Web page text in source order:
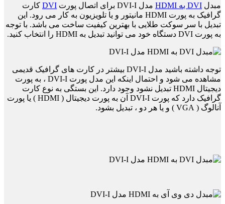
مبدل DVI به HDMI مدل DVI-I برای اتصال پورت DVI کارت
گرافیک به پورت HDMI مانیتور و یا تلویزیون به کار می رود. این
تبدیل با سر سوکت طلایی با بهترین کیفیت ساخت می باشد. با توجه
به پورت DVI دستگاه خود می توانید تبدیل به HDMI را انتخاب کنید.
توجه داشته باشید مدل DVI-I بیشتر در کارت های گرافیک قدیمی
مشاهده می شود و احتمال اینکه این مدل پورت DVI-I ، به پورت
دیجیتال HDMI تبدیل نشود وجود دارد. این بستگی به نوع کارت
گرافیک دارد که پورت DVI-I آن به پورت دیجیتال ( HDMI ) یا پورت
آنالوگ ( VGA ) و یا هر دو ، تبدیل بشود.